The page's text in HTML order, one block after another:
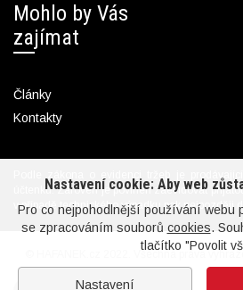
Nastavení cookie: Aby web
Pro co nejpohodlnější používání webu
se zpracováním souborů cookies.
tlačítko "Povolit
Nastavení
Mohlo by Vás
zajímat
Články
Kontakty
Podle zákona o evidenci tržeb je
účtenku. Zároveň je povinen zaevidovat
v případě technického výpadku pak nejpozději
© HAFANEK.cz 2022. Všechna práva